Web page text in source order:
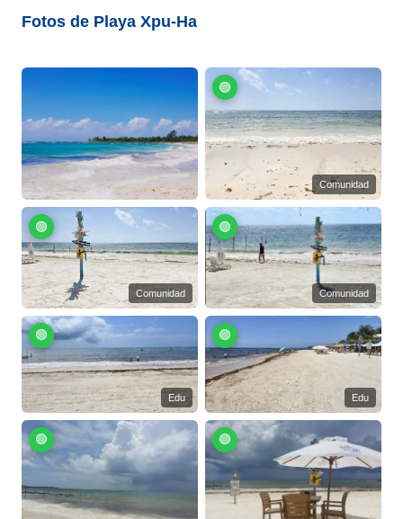
Fotos de Playa Xpu-Ha
🟢
Comunidad
🟢
Comunidad
🟢
Comunidad
🟢
Edu
🟢
Edu
🟢 🟢